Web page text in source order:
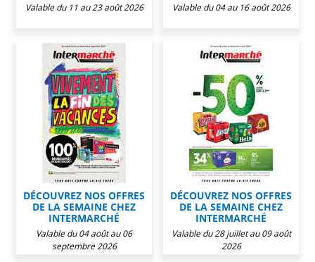
Valable du 11 au 23 août 2026 Valable du 04 au 16 août 2026
DÉCOUVREZ NOS OFFRES
DE LA SEMAINE CHEZ
INTERMARCHÉ
Valable du 04 août au 06
septembre 2026
DÉCOUVREZ NOS OFFRES
DE LA SEMAINE CHEZ
INTERMARCHÉ
Valable du 28 juillet au 09 août
2026